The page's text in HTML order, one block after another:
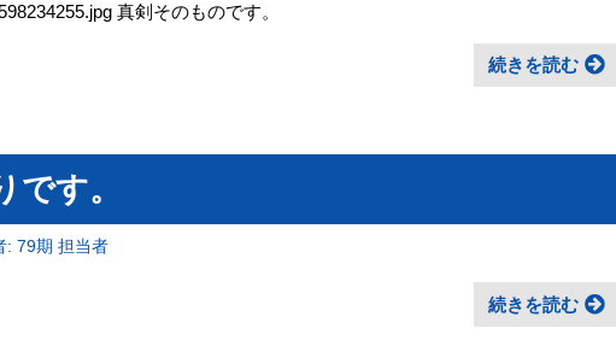
真剣そのものです。
続きを読む
です。
: 79期 担当者
続きを読む